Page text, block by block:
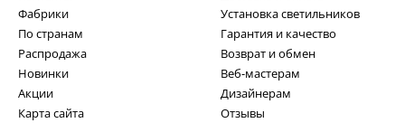
Фабрики
По странам
Распродажа
Новинки
Акции
Карта сайта
Установка светильников
Гарантия и качество
Возврат и обмен
Веб-мастерам
Дизайнерам
Отзывы